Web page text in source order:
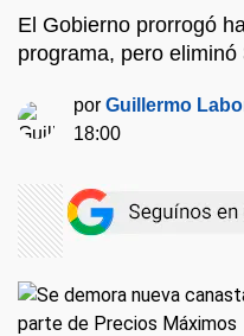
El Gobierno prorrogó
programa, pero
porGuillermo
18:00